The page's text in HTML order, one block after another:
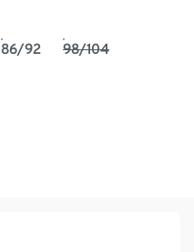
86/92 98/104